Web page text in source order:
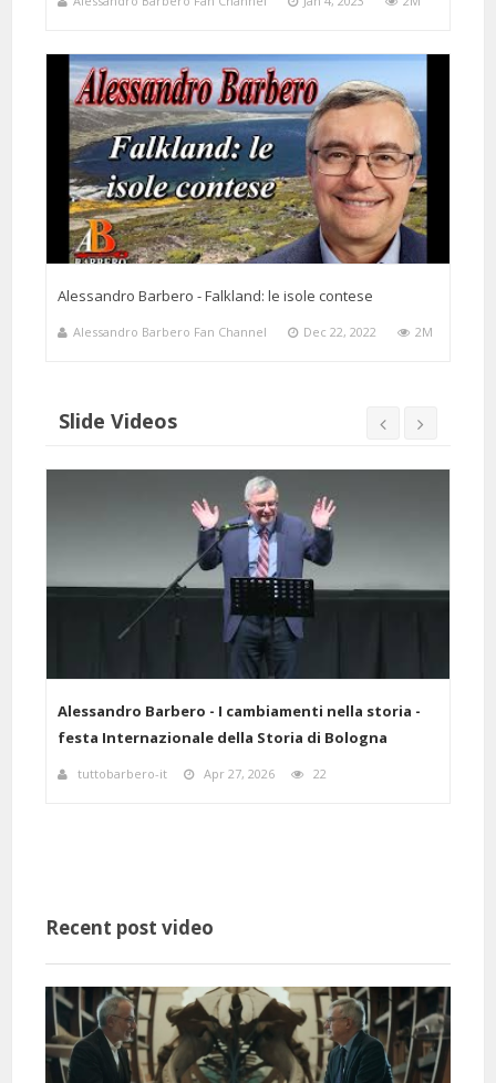
Alessandro Barbero - Falkland: le isole contese
Alessandro Barbero Fan Channel Dec 22, 2022 2M
Slide Videos
Alessandro Barbero - I cambiamenti nella storia -
festa Internazionale della Storia di Bologna
tuttobarbero-it Apr 27, 2026 22
Recent post video